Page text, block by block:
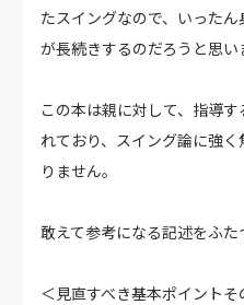
たスイングなので、いった
が長続きするのだろうと思い
この本は親に対して、指導
れており、スイング論に強
りません。
敢えて参考になる記述をふた
＜見直すべき基本ポイント